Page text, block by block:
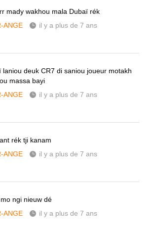
mady wakhou mala Dubaï rék
ANGE
il y a plus de 7 ans
laniou deuk CR7 di saniou joueur motakh
massa bayi
ANGE
il y a plus de 7 ans
rék tji kanam
ANGE
il y a plus de 7 ans
ngi nieuw dé
ANGE
il y a plus de 7 ans